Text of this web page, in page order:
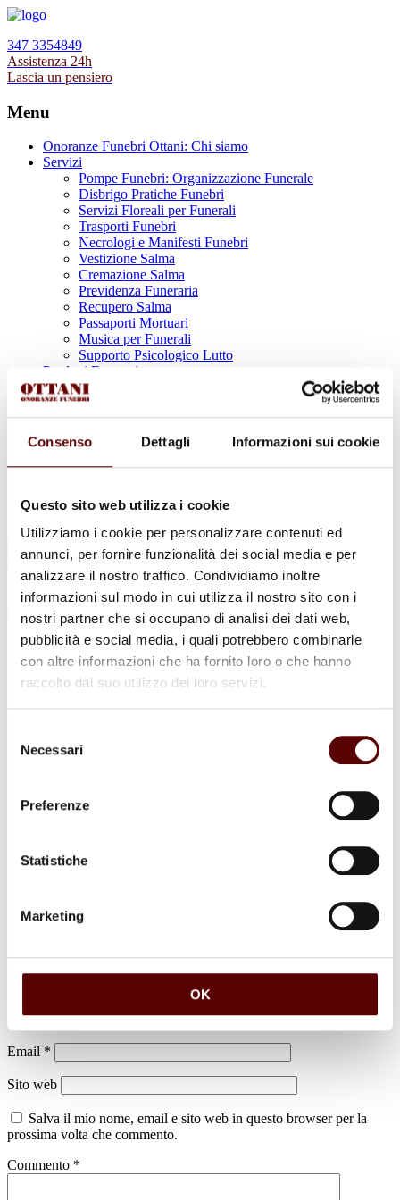
Consenso Dettagli Informazioni sui cookie
Questo sito web utilizza i cookie
Utilizziamo i cookie per personalizzare contenuti ed
annunci, per fornire funzionalità dei social media e per
analizzare il nostro traffico. Condividiamo inoltre
informazioni sul modo in cui utilizza il nostro sito con i
nostri partner che si occupano di analisi dei dati web,
pubblicità e social media, i quali potrebbero combinarle
con altre informazioni che ha fornito loro o che hanno
raccolto dal suo utilizzo dei loro servizi.
delNecessari
Preferenze
Statistiche
Marketing
OK
347 3354849
Assistenza 24h
Lascia un pensiero
Menu
Onoranze Funebri Ottani: Chi siamo
Servizi
Pompe Funebri: Organizzazione Funerale
Disbrigo Pratiche Funebri
Servizi Floreali per Funerali
Trasporti Funebri
Necrologi e Manifesti Funebri
Vestizione Salma
Cremazione Salma
Previdenza Funeraria
Recupero Salma
Passaporti Mortuari
Musica per Funerali
Supporto Psicologico Lutto
Prodotti Funerari
Lapidi, Lastre tombali e Monumenti Funerari
Urne Cinerarie
Allestimento Funebre
Cofani Funebri
In caso di decesso
Necrologi
Sedi Onoranze Funebri Ottani
per:
Vittorina Boldrini
Il tuo indirizzo email non sarà pubblicato. I campi obbligatori sono
Nome*
Email *
Sito web
Salva il mio nome, email e sito web in questo browser per la
prossima volta che commento.
Commento *